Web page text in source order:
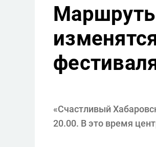
«Счастливый
20.00. В это время